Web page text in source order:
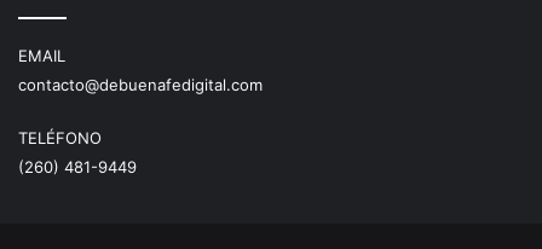
EMAIL
contacto@debuenafedigital.com
TELÉFONO
(260) 481-9449